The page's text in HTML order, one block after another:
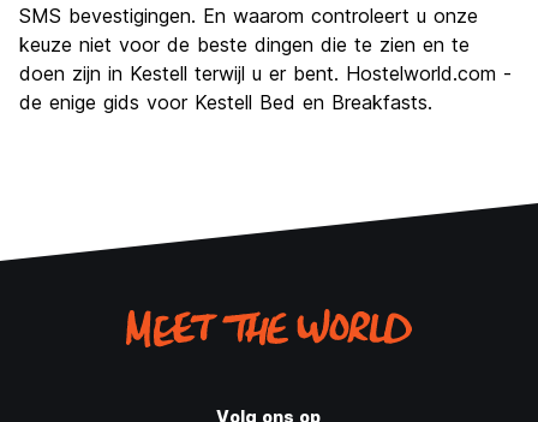
SMS bevestigingen. En waarom controleert u onze
keuze niet voor de beste dingen die te zien en te
doen zijn in Kestell terwijl u er bent. Hostelworld.com -
de enige gids voor Kestell Bed en Breakfasts.
Volg ons op